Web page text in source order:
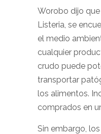
Worobo dijo
Listeria, se
el medio
cualquier
crudo puede
transportar
los alimentos.
comprados en
Sin embargo,